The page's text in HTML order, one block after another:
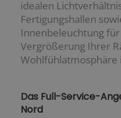
idealen
Fertigungshallen
Innenbeleuchtung
Vergrößerung Ihrer
Das Full-Service-
Nord